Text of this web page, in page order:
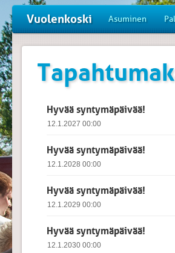
Vuolenkoski Asuminen
Hyvää syntymäpäivää!
12.1.2027 00:00
Hyvää syntymäpäivää!
12.1.2028 00:00
Hyvää syntymäpäivää!
12.1.2029 00:00
Hyvää syntymäpäivää!
12.1.2030 00:00